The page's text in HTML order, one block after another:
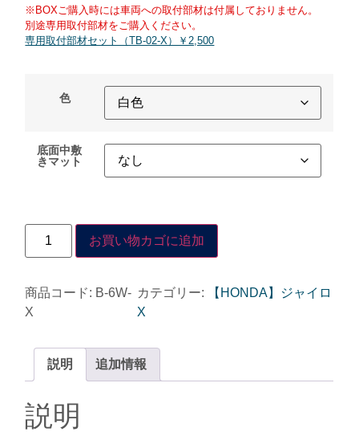
※BOXご購入時には車両への取付部材は付属しておりません。
別途専用取付部材をご購入ください。
専用取付部材セット（TB-02-X）￥2,500
色
底面中敷
きマット
お買い物カゴに追加
商品コード: B-6W-
X
カテゴリー:
【HONDA】ジャイロ
X
説明 追加情報
説明